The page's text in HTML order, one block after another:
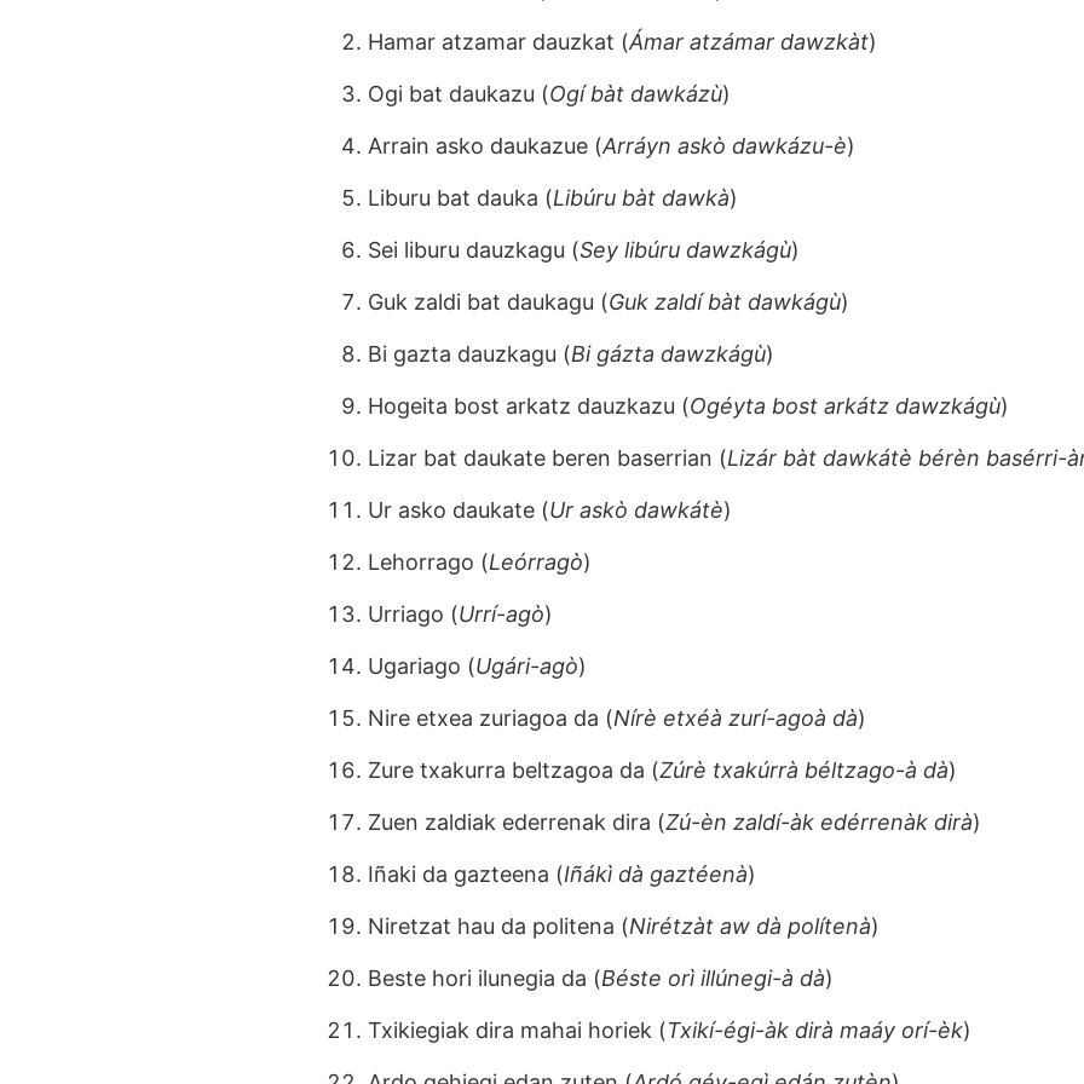
Hamar atzamar dauzkat (Ámar atzámar dawzkàt)
Ogi bat daukazu (Ogí bàt dawkázù)
Arrain asko daukazue (Arráyn askò dawkázu-è)
Liburu bat dauka (Libúru bàt dawkà)
Sei liburu dauzkagu (Sey libúru dawzkágù)
Guk zaldi bat daukagu (Guk zaldí bàt dawkágù)
Bi gazta dauzkagu (Bi gázta dawzkágù)
Hogeita bost arkatz dauzkazu (Ogéyta bost arkátz dawzkágù)
Lizar bat daukate beren baserrian (Lizár bàt dawkátè bérèn basérri-
Ur asko daukate (Ur askò dawkátè)
Lehorrago (Leórragò)
Urriago (Urrí-agò)
Ugariago (Ugári-agò)
Nire etxea zuriagoa da (Nírè etxéà zurí-agoà dà)
Zure txakurra beltzagoa da (Zúrè txakúrrà béltzago-à dà)
Zuen zaldiak ederrenak dira (Zú-èn zaldí-àk edérrenàk dirà)
Iñaki da gazteena (Iñákì dà gaztéenà)
Niretzat hau da politena (Nirétzàt aw dà polítenà)
Beste hori ilunegia da (Béste orì illúnegi-à dà)
Txikiegiak dira mahai horiek (Txikí-égi-àk dirà maáy orí-èk)